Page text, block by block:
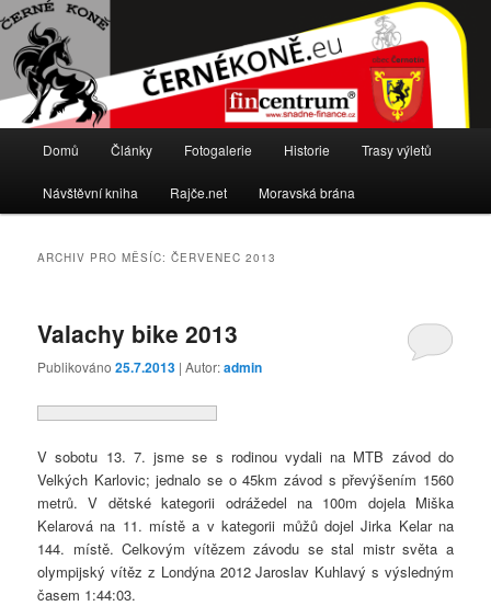
Černé koně
Stránky cyklistického oddílu TJ Sokol Černotín
navigační
Přejít
k
webu
Přejít
k
panelu
Domů Články Fotogalerie Historie Trasy výletů
Návštěvní kniha Rajče.net Moravská brána
ARCHIV PRO MĚSÍC:ČERVENEC 2013
Valachy bike 2013
Publikováno25.7.2013 | Autor:admin
V sobotu 13. 7. jsme se s rodinou vydali na MTB závod do
Velkých Karlovic; jednalo se o 45km závod s převýšením 1560
metrů. V dětské kategorii odrážedel na 100m dojela Miška
Kelarová na 11. místě a v kategorii můžů dojel Jirka Kelar na
144. místě. Celkovým vítězem závodu se stal mistr světa a
olympijský vítěz z Londýna 2012 Jaroslav Kuhlavý s výsledným
časem 1:44:03.